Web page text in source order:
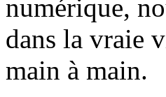
numérique,
dans la vraie
main à main.